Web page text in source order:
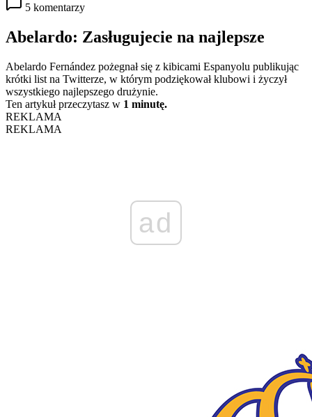
5 komentarzy
Abelardo: Zasługujecie na najlepsze
Abelardo Fernández pożegnał się z kibicami Espanyolu publikując
krótki list na Twitterze, w którym podziękował klubowi i życzył
wszystkiego najlepszego drużynie.
Ten artykuł przeczytasz w 1 minutę.
REKLAMA
REKLAMA
ad